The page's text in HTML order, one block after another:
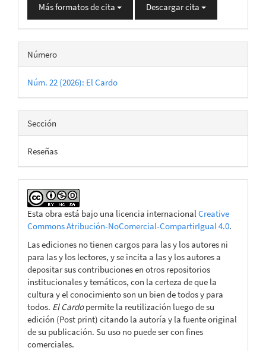
Más formatos de cita Descargar cita
Número
Núm. 22 (2026): El Cardo
Sección
Reseñas
Esta obra está bajo una licencia internacionalCreative
Commons Atribución-NoComercial-CompartirIgual 4.0.
Las ediciones no tienen cargos para las y los autores ni
para las y los lectores, y se incita a las y los autores a
depositar sus contribuciones en otros repositorios
institucionales y temáticos, con la certeza de que la
cultura y el conocimiento son un bien de todos y para
todos. El Cardopermite la reutilización luego de su
edición (Post print) citando la autoría y la fuente original
de su publicación. Su uso no puede ser con fines
comerciales.